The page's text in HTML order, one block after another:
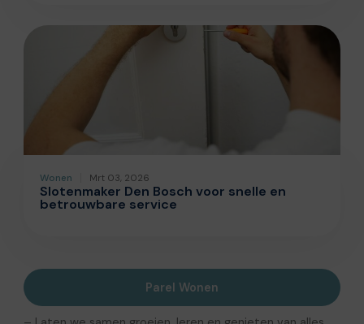
Wonen Mrt 03, 2026
Slotenmaker Den Bosch voor snelle en
betrouwbare service
Parel Wonen